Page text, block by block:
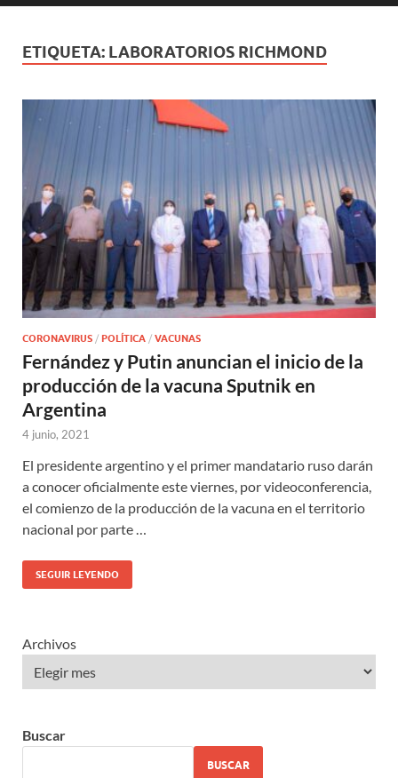
ETIQUETA: LABORATORIOS RICHMOND
CORONAVIRUS / POLÍTICA / VACUNAS
Fernández y Putin anuncian el inicio de la
producción de la vacuna Sputnik en
Argentina
4 junio, 2021
El presidente argentino y el primer mandatario ruso darán
a conocer oficialmente este viernes, por videoconferencia,
el comienzo de la producción de la vacuna en el territorio
nacional por parte …
SEGUIR LEYENDO
Archivos
Buscar
BUSCAR